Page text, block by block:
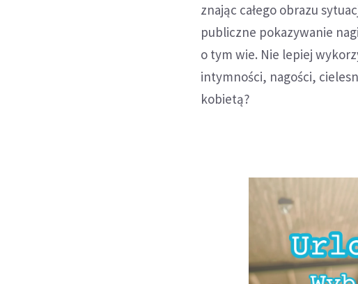
znając całego obrazu
publiczne pokazywanie
o tym wie. Nie lepiej
intymności, nagości,
kobietą?